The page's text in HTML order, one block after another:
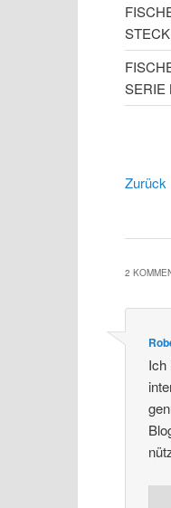
SERIE
Zurück
2
Ich